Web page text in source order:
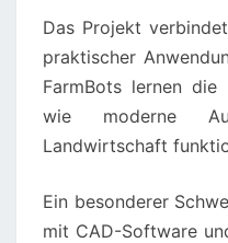
Das Projekt
praktischer
FarmBots lernen die
wie moderne
Landwirtschaft
Ein besonderer
mit CAD-Software